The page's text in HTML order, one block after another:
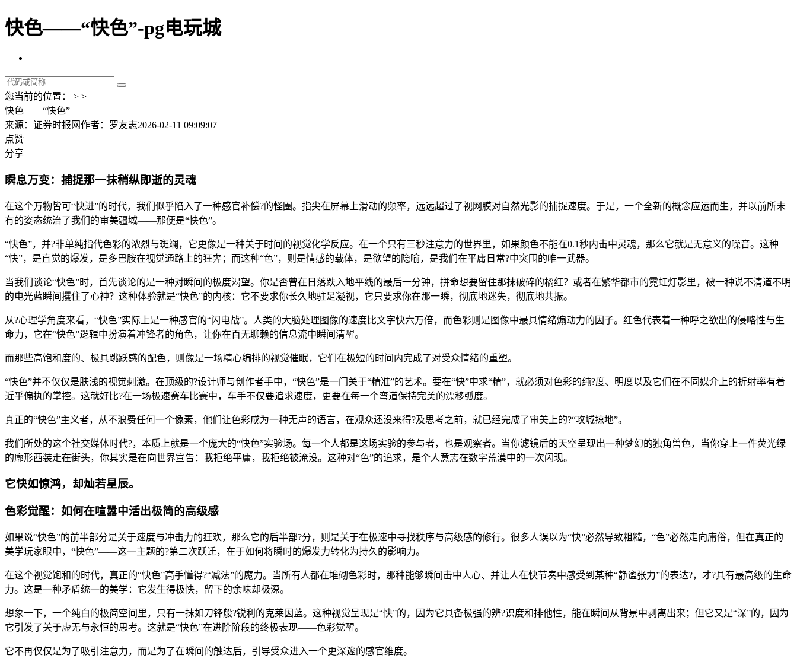
快色——“快色”-pg电玩城
您当前的位置： > >
快色——“快色”
来源：证券时报网作者：罗友志2026-02-11 09:09:07
点赞
分享
瞬息万变：捕捉那一抹稍纵即逝的灵魂
在这个万物皆可“快进”的时代，我们似乎陷入了一种感官补偿?的怪圈。指尖在屏幕上滑动的频率，远远超过了视网膜对自然光影的捕捉速度。于是，一个全新的概念应运而生，并以前所未
有的姿态统治了我们的审美疆域——那便是“快色”。
“快色”，并?非单纯指代色彩的浓烈与斑斓，它更像是一种关于时间的视觉化学反应。在一个只有三秒注意力的世界里，如果颜色不能在0.1秒内击中灵魂，那么它就是无意义的噪音。这种
“快”，是直觉的爆发，是多巴胺在视觉通路上的狂奔；而这种“色”，则是情感的载体，是欲望的隐喻，是我们在平庸日常?中突围的唯一武器。
当我们谈论“快色”时，首先谈论的是一种对瞬间的极度渴望。你是否曾在日落跌入地平线的最后一分钟，拼命想要留住那抹破碎的橘红？或者在繁华都市的霓虹灯影里，被一种说不清道不明
的电光蓝瞬间攫住了心神？这种体验就是“快色”的内核：它不要求你长久地驻足凝视，它只要求你在那一瞬，彻底地迷失，彻底地共振。
从?心理学角度来看，“快色”实际上是一种感官的“闪电战”。人类的大脑处理图像的速度比文字快六万倍，而色彩则是图像中最具情绪煽动力的因子。红色代表着一种呼之欲出的侵略性与生
命力，它在“快色”逻辑中扮演着冲锋者的角色，让你在百无聊赖的信息流中瞬间清醒。
而那些高饱和度的、极具跳跃感的配色，则像是一场精心编排的视觉催眠，它们在极短的时间内完成了对受众情绪的重塑。
“快色”并不仅仅是肤浅的视觉刺激。在顶级的?设计师与创作者手中，“快色”是一门关于“精准”的艺术。要在“快”中求“精”，就必须对色彩的纯?度、明度以及它们在不同媒介上的折射率有着
近乎偏执的掌控。这就好比?在一场极速赛车比赛中，车手不仅要追求速度，更要在每一个弯道保持完美的漂移弧度。
真正的“快色”主义者，从不浪费任何一个像素，他们让色彩成为一种无声的语言，在观众还没来得?及思考之前，就已经完成了审美上的?“攻城掠地”。
我们所处的这个社交媒体时代?，本质上就是一个庞大的“快色”实验场。每一个人都是这场实验的参与者，也是观察者。当你滤镜后的天空呈现出一种梦幻的独角兽色，当你穿上一件荧光绿
的廓形西装走在街头，你其实是在向世界宣告：我拒绝平庸，我拒绝被淹没。这种对“色”的追求，是个人意志在数字荒漠中的一次闪现。
它快如惊鸿，却灿若星辰。
色彩觉醒：如何在喧嚣中活出极简的高级感
如果说“快色”的前半部分是关于速度与冲击力的狂欢，那么它的后半部?分，则是关于在极速中寻找秩序与高级感的修行。很多人误以为“快”必然导致粗糙，“色”必然走向庸俗，但在真正的
美学玩家眼中，“快色”——这一主题的?第二次跃迁，在于如何将瞬时的爆发力转化为持久的影响力。
在这个视觉饱和的时代，真正的“快色”高手懂得?“减法”的魔力。当所有人都在堆砌色彩时，那种能够瞬间击中人心、并让人在快节奏中感受到某种“静谧张力”的表达?，才?具有最高级的生命
力。这是一种矛盾统一的美学：它发生得极快，留下的余味却极深。
想象一下，一个纯白的极简空间里，只有一抹如刀锋般?锐利的克莱因蓝。这种视觉呈现是“快”的，因为它具备极强的辨?识度和排他性，能在瞬间从背景中剥离出来；但它又是“深”的，因为
它引发了关于虚无与永恒的思考。这就是“快色”在进阶阶段的终极表现——色彩觉醒。
它不再仅仅是为了吸引注意力，而是为了在瞬间的触达后，引导受众进入一个更深邃的感官维度。